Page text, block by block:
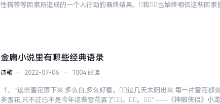
性格等等因素所造成的一个人行动的最终结果。我也始终相信这些因
金庸小说里有哪些经典语录
诗歌 ⋅ 2022-07-06 ⋅ 1004 阅读
1、“这些雪花落下来,多么白,多么好看。过几天太阳出来,每一片雪花都
多雪花,只不过已不是今年这些雪花罢了。。”——《神雕侠侣》小